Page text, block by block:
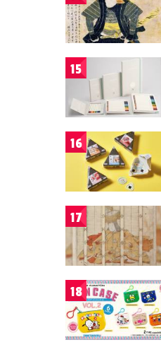
15
16
17
18